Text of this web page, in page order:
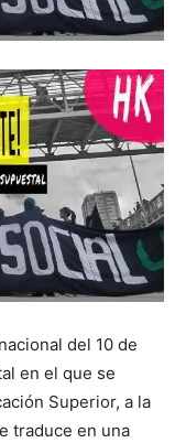
del 10 de
en el que se
Superior, a la
traduce en una